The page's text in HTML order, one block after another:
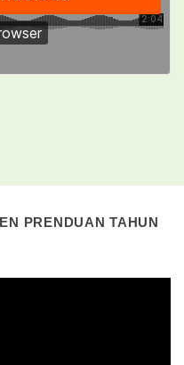
PRENDUAN TAHUN